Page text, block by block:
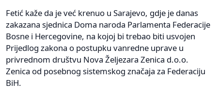
Fetić kaže da je već krenuo u Sarajevo, gdje je danas
zakazana sjednica Doma naroda Parlamenta Federacije
Bosne i Hercegovine, na kojoj bi trebao biti usvojen
Prijedlog zakona o postupku vanredne uprave u
privrednom društvu Nova Željezara Zenica d.o.o.
Zenica od posebnog sistemskog značaja za Federaciju
BiH.